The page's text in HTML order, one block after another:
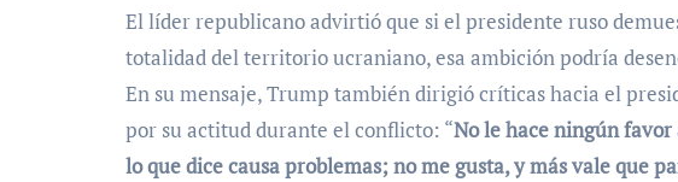
El líder republicano advirtió que si el presidente ruso
totalidad del territorio ucraniano, esa ambición podría
En su mensaje, Trump también dirigió críticas hacia el
por su actitud durante el conflicto: “No le hace ningún favor
lo que dice causa problemas; no me gusta, y más vale que